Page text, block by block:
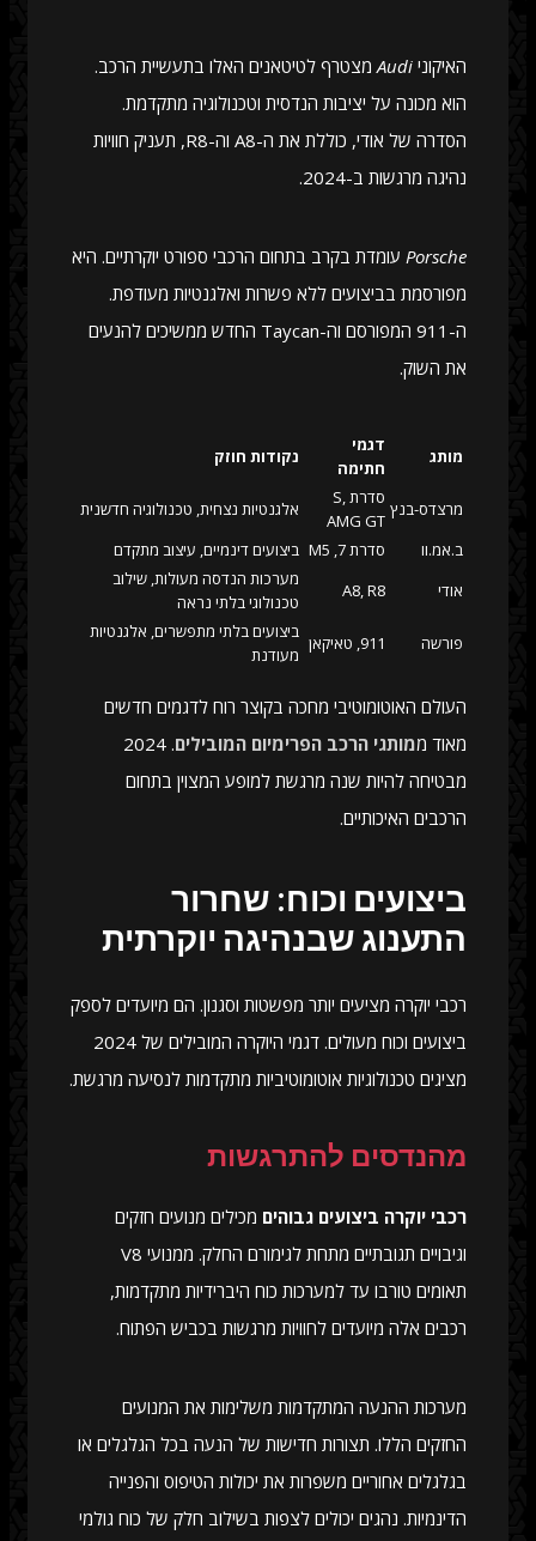
האיקוני Audiמצטרף לטיטאנים האלו בתעשיית הרכב.
הוא מכונה על יציבות הנדסית וטכנולוגיה מתקדמת.
הסדרה של אודי, כוללת את ה-A8 וה-R8, תעניק חוויות
נהיגה מרגשות ב-2024.
Porsche עומדת בקרב בתחום הרכבי ספורט יוקרתיים. היא
מפורסמת בביצועים ללא פשרות ואלגנטיות מעודפת.
ה-911 המפורסם וה-Taycan החדש ממשיכים להנעים
את השוק.
מותג
דגמי
חתימה
נקודות חוזק
מרצדס-בנץ
סדרת S,
AMG GT
אלגנטיות נצחית, טכנולוגיה חדשנית
ב.אמ.וו
סדרת 7, M5
ביצועים דינמיים, עיצוב מתקדם
אודי
A8, R8
מערכות הנדסה מעולות, שילוב
טכנולוגי בלתי נראה
פורשה
911, טאיקאן
ביצועים בלתי מתפשרים, אלגנטיות
מעודנת
העולם האוטומוטיבי מחכה בקוצר רוח לדגמים חדשים
מאוד ממותגי הרכב הפרימיום המובילים . 2024
מבטיחה להיות שנה מרגשת למופע המצוין בתחום
הרכבים האיכותיים.
ביצועים וכוח: שחרור
התענוג שבנהיגה יוקרתית
רכבי יוקרה מציעים יותר מפשטות וסגנון. הם מיועדים לספק
ביצועים וכוח מעולים. דגמי היוקרה המובילים של 2024
מציגים טכנולוגיות אוטומוטיביות מתקדמות לנסיעה מרגשת.
מהנדסים להתרגשות
רכבי יוקרה ביצועים גבוהים מכילים מנועים חזקים
וגיבויים תגובתיים מתחת לגימורם החלק. ממנועי V8
תאומים טורבו עד למערכות כוח היברידיות מתקדמות,
רכבים אלה מיועדים לחוויות מרגשות בכביש הפתוח.
מערכות ההנעה המתקדמות משלימות את המנועים
החזקים הללו. תצורות חדישות של הנעה בכל הגלגלים או
בגלגלים אחוריים משפרות את יכולות הטיפוס והפנייה
הדינמיות. נהגים יכולים לצפות בשילוב חלק של כוח גולמי